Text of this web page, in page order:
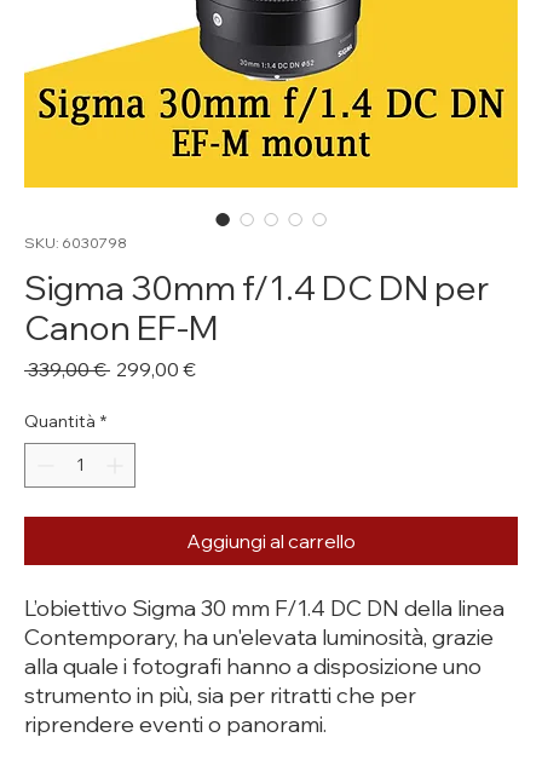
SKU: 6030798
Sigma 30mm f/1.4 DC DN per
Canon EF-M
339,00 € Prezzo
299,00 €Prezzo
Quantità *
Aggiungi al carrello
L’obiettivo Sigma 30 mm F/1.4 DC DN della linea
Contemporary, ha un'elevata luminosità, grazie
alla quale i fotografi hanno a disposizione uno
strumento in più, sia per ritratti che per
riprendere eventi o panorami.